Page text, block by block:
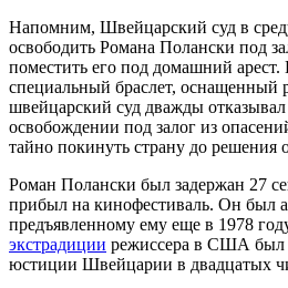
Напомним, Швейцарский суд в
освободить Романа Полански под
поместить его под домашний арест.
специальный браслет, оснащенный
швейцарский суд дважды
освобождении под залог из
тайно покинуть страну до
Роман Полански был задержан 27
прибыл на кинофестиваль. Он был
предъявленному ему еще в 1978
экстрадиции режиссера в США был
юстиции Швейцарии в двадцатых